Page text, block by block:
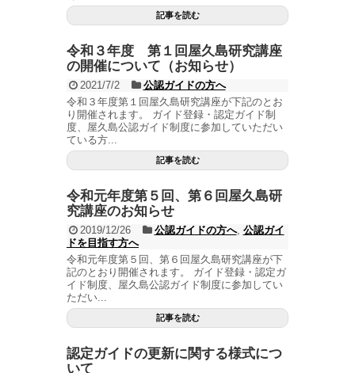
記事を読む
令和３年度 第１回屋久島研究講座
の開催について（お知らせ）
2021/7/2
公認ガイドの方へ
令和３年度第１回屋久島研究講座が下記のとお
り開催されます。 ガイド登録・認定ガイド制
度、屋久島公認ガイド制度に参加していただい
ている方...
記事を読む
令和元年度第５回、第６回屋久島研
究講座のお知らせ
2019/12/26 公認ガイドの方へ, 公認ガイ
ドを目指す方へ
令和元年度第５回、第６回屋久島研究講座が下
記のとおり開催されます。 ガイド登録・認定ガ
イド制度、屋久島公認ガイド制度に参加してい
ただい...
記事を読む
認定ガイドの更新に関する様式につ
いて